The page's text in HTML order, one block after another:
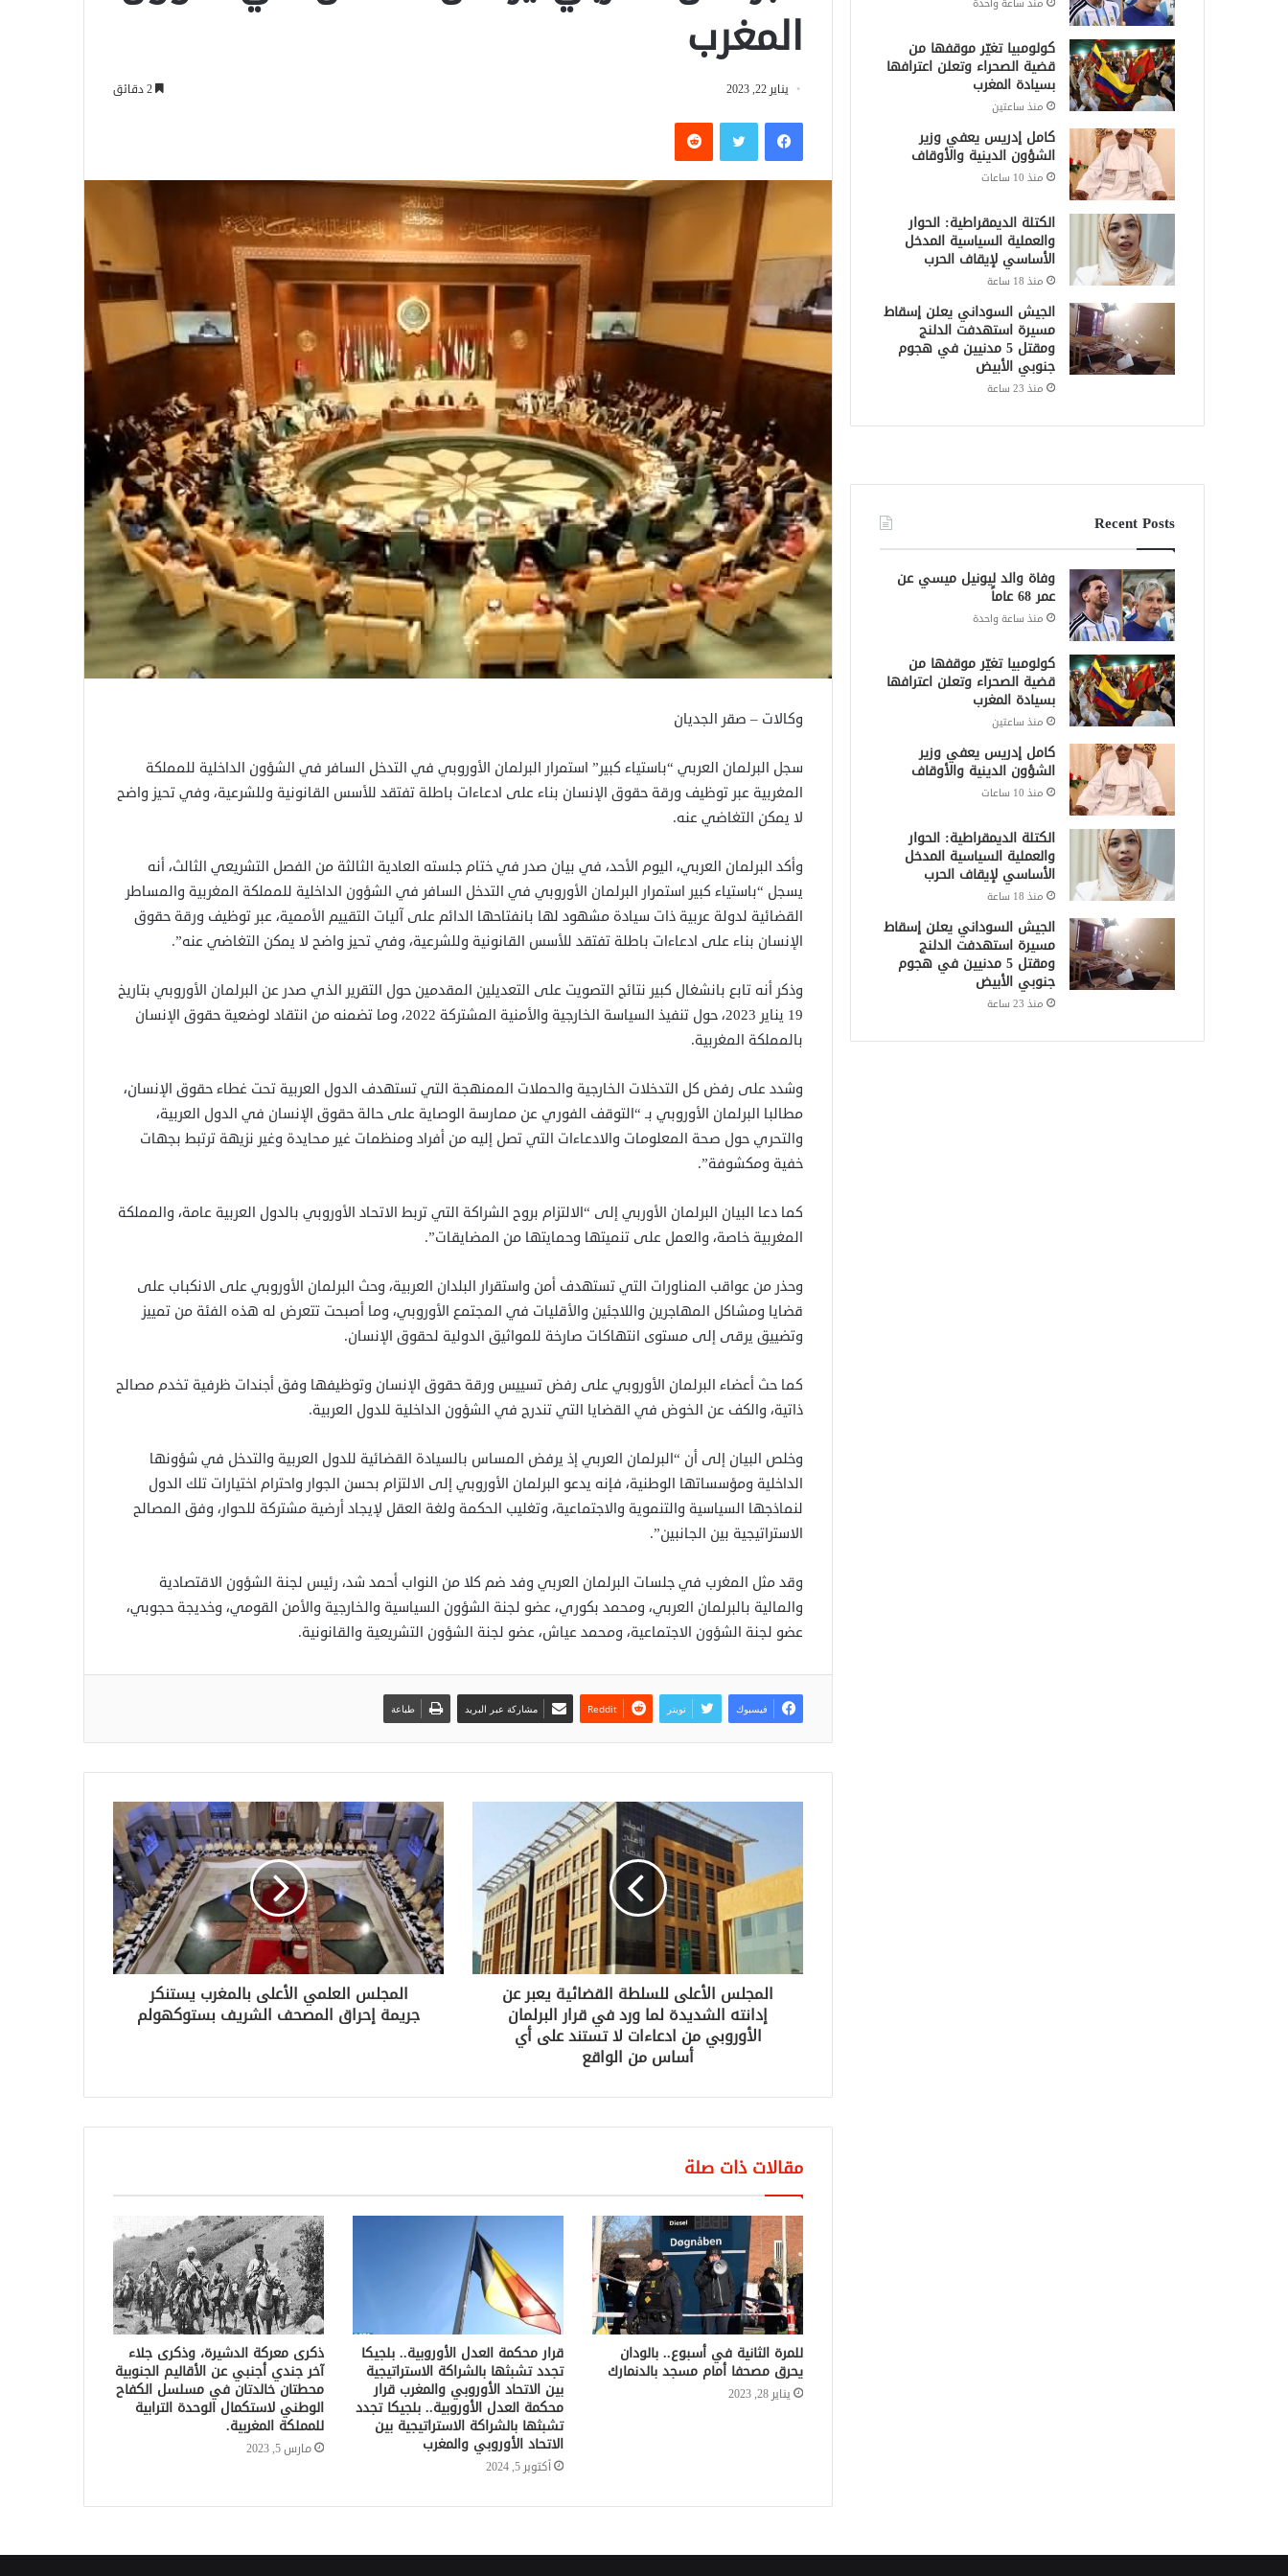
المغرب
يناير 22, 2023
فيسبوكتويتر
وكالات – صقر الجديان
سجل البرلمان العربي “باستياء كبير” استمرار البرلمان الأوروبي في التدخل السافر في الشؤون الداخلية للمملكة
المغربية عبر توظيف ورقة حقوق الإنسان بناء على ادعاءات باطلة تفتقد للأسس القانونية وللشرعية، وفي تحيز واضح
لا يمكن التغاضي عنه.
وأكد البرلمان العربي، اليوم الأحد، في بيان صدر في ختام جلسته العادية الثالثة من الفصل التشريعي الثالث، أنه
يسجل “باستياء كبير استمرار البرلمان الأوروبي في التدخل السافر في الشؤون الداخلية للمملكة المغربية والمساطر
القضائية لدولة عربية ذات سيادة مشهود لها بانفتاحها الدائم على آليات التقييم الأممية، عبر توظيف ورقة حقوق
الإنسان بناء على ادعاءات باطلة تفتقد للأسس القانونية وللشرعية، وفي تحيز واضح لا يمكن التغاضي عنه”.
وذكر أنه تابع بانشغال كبير نتائج التصويت على التعديلين المقدمين حول التقرير الذي صدر عن البرلمان الأوروبي بتاريخ
19 يناير 2023، حول تنفيذ السياسة الخارجية والأمنية المشتركة 2022، وما تضمنه من انتقاد لوضعية حقوق الإنسان
بالمملكة المغربية.
وشدد على رفض كل التدخلات الخارجية والحملات الممنهجة التي تستهدف الدول العربية تحت غطاء حقوق الإنسان،
مطالبا البرلمان الأوروبي بـ “التوقف الفوري عن ممارسة الوصاية على حالة حقوق الإنسان في الدول العربية،
والتحري حول صحة المعلومات والادعاءات التي تصل إليه من أفراد ومنظمات غير محايدة وغير نزيهة ترتبط بجهات
خفية ومكشوفة”.
كما دعا البيان البرلمان الأوربي إلى “الالتزام بروح الشراكة التي تربط الاتحاد الأوروبي بالدول العربية عامة، والمملكة
المغربية خاصة، والعمل على تنميتها وحمايتها من المضايقات”.
وحذر من عواقب المناورات التي تستهدف أمن واستقرار البلدان العربية، وحث البرلمان الأوروبي على الانكباب على
قضايا ومشاكل المهاجرين واللاجئين والأقليات في المجتمع الأوروبي، وما أصبحت تتعرض له هذه الفئة من تمييز
وتضييق يرقى إلى مستوى انتهاكات صارخة للمواثيق الدولية لحقوق الإنسان.
كما حث أعضاء البرلمان الأوروبي على رفض تسييس ورقة حقوق الإنسان وتوظيفها وفق أجندات ظرفية تخدم مصالح
ذاتية، والكف عن الخوض في القضايا التي تندرج في الشؤون الداخلية للدول العربية.
وخلص البيان إلى أن “البرلمان العربي إذ يرفض المساس بالسيادة القضائية للدول العربية والتدخل في شؤونها
الداخلية ومؤسساتها الوطنية، فإنه يدعو البرلمان الأوروبي إلى الالتزام بحسن الجوار واحترام اختيارات تلك الدول
لنماذجها السياسية والتنموية والاجتماعية، وتغليب الحكمة ولغة العقل لإيجاد أرضية مشتركة للحوار، وفق المصالح
الاستراتيجية بين الجانبين”.
وقد مثل المغرب في جلسات البرلمان العربي وفد ضم كلا من النواب أحمد شد، رئيس لجنة الشؤون الاقتصادية
والمالية بالبرلمان العربي، ومحمد بكوري، عضو لجنة الشؤون السياسية والخارجية والأمن القومي، وخديجة حجوبي،
عضو لجنة الشؤون الاجتماعية، ومحمد عياش، عضو لجنة الشؤون التشريعية والقانونية.
فيسبوك تويتر مشاركة عبر البريد طباعة
المجلس الأعلى للسلطة القضائية يعبر عن
إدانته الشديدة لما ورد في قرار البرلمان
الأوروبي من ادعاءات لا تستند على أي
أساس من الواقع
المجلس العلمي الأعلى بالمغرب يستنكر
جريمة إحراق المصحف الشريف بستوكهولم
مقالات ذات صلة
للمرة الثانية في أسبوع.. بالودان
يحرق مصحفا أمام مسجد بالدنمارك
يناير 28, 2023
قرار محكمة العدل الأوروبية.. بلجيكا
تجدد تشبثها بالشراكة الاستراتيجية
بين الاتحاد الأوروبي والمغرب قرار
محكمة العدل الأوروبية.. بلجيكا تجدد
تشبثها بالشراكة الاستراتيجية بين
الاتحاد الأوروبي والمغرب
أكتوبر 5, 2024
ذكرى معركة الدشيرة، وذكرى جلاء
آخر جندي أجنبي عن الأقاليم الجنوبية
محطتان خالدتان في مسلسل الكفاح
الوطني لاستكمال الوحدة الترابية
للمملكة المغربية.
مارس 5, 2023
منذ ساعة واحدة
كولومبيا تغيّر موقفها من
قضية الصحراء وتعلن اعترافها
بسيادة المغرب
منذ ساعتين
كامل إدريس يعفي وزير
الشؤون الدينية والأوقاف
منذ 10 ساعات
الكتلة الديمقراطية: الحوار
والعملية السياسية المدخل
الأساسي لإيقاف الحرب
منذ 18 ساعة
الجيش السوداني يعلن إسقاط
مسيرة استهدفت الدلنج
ومقتل 5 مدنيين في هجوم
جنوبي الأبيض
منذ 23 ساعة
Recent Posts
وفاة والد ليونيل ميسي عن
عمر 68 عاماً
منذ ساعة واحدة
كولومبيا تغيّر موقفها من
قضية الصحراء وتعلن اعترافها
بسيادة المغرب
منذ ساعتين
كامل إدريس يعفي وزير
الشؤون الدينية والأوقاف
منذ 10 ساعات
الكتلة الديمقراطية: الحوار
والعملية السياسية المدخل
الأساسي لإيقاف الحرب
منذ 18 ساعة
الجيش السوداني يعلن إسقاط
مسيرة استهدفت الدلنج
ومقتل 5 مدنيين في هجوم
جنوبي الأبيض
منذ 23 ساعة